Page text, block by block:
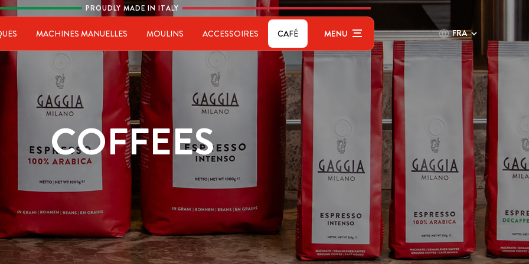
PROUDLY MADE IN ITALY
FRA
MACHINES MANUELLES MOULINS ACCESSOIRES CAFÉ MENU
COFFEES